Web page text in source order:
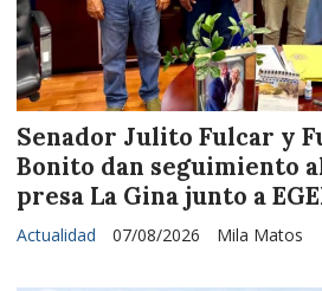
Senador Julito Fulcar y
Bonito dan seguimiento
presa La Gina junto a
Mila Matos
Actualidad 07/08/2026